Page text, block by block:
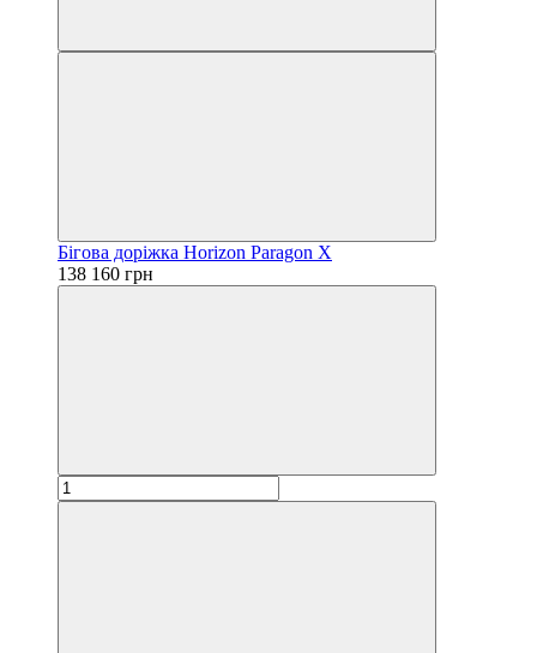
Бігова доріжка Horizon Paragon X
138 160 грн